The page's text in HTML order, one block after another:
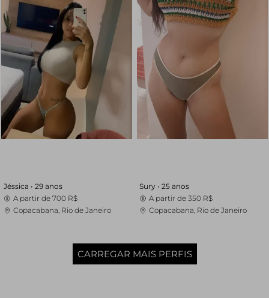
Jéssica • 29 anos
A partir de 700 R$
Copacabana, Rio de Janeiro
Sury • 25 anos
A partir de 350 R$
Copacabana, Rio de Janeiro
CARREGAR MAIS PERFIS